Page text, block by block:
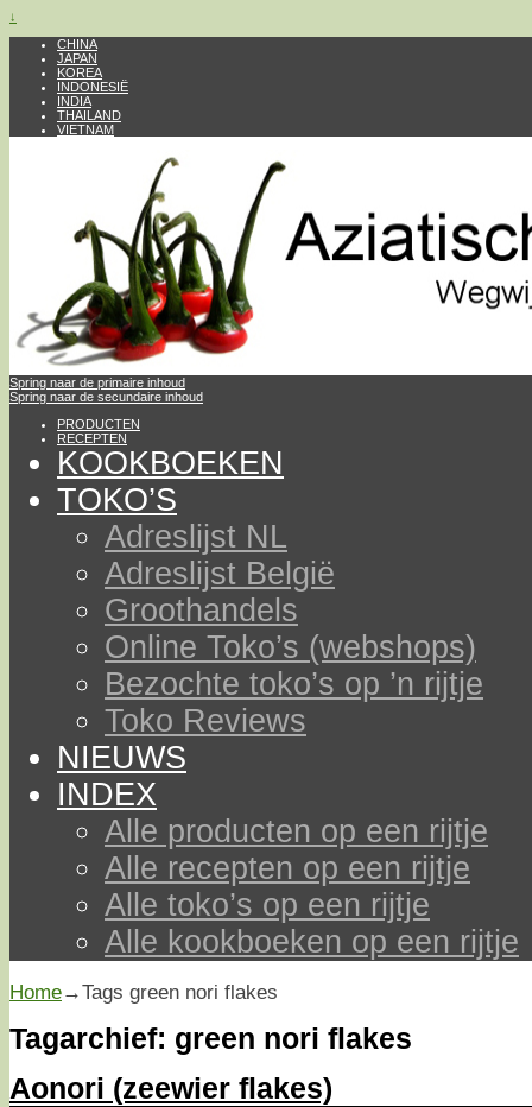
↓
CHINA
JAPAN
KOREA
INDONESIË
INDIA
THAILAND
VIETNAM
Spring naar de primaire inhoud
Spring naar de secundaire inhoud
PRODUCTEN
RECEPTEN
KOOKBOEKEN
TOKO’S
Adreslijst NL
Adreslijst België
Groothandels
Online Toko’s (webshops)
Bezochte toko’s op ’n rijtje
Toko Reviews
NIEUWS
INDEX
Alle producten op een rijtje
Alle recepten op een rijtje
Alle toko’s op een rijtje
Alle kookboeken op een rijtje
Home→Tags green nori flakes
Tagarchief: green nori flakes
Aonori (zeewier flakes)